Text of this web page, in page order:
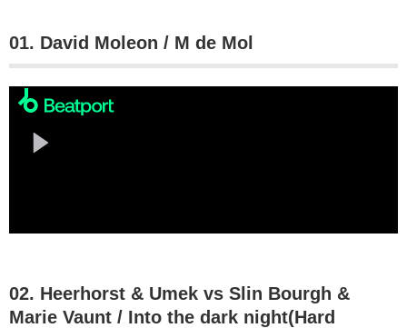
01. David Moleon / M de Mol
02. Heerhorst & Umek vs Slin Bourgh &
Marie Vaunt / Into the dark night(Hard